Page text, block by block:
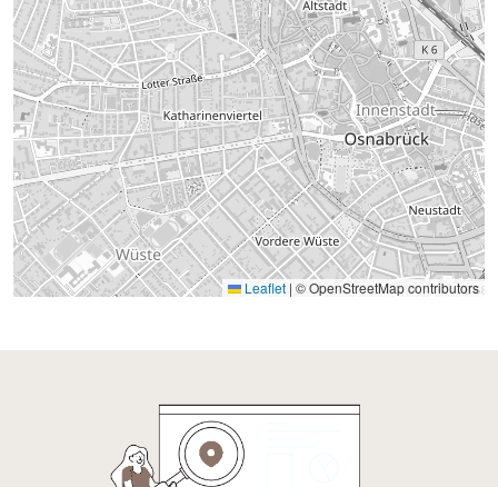
Leaflet | © OpenStreetMap contributors